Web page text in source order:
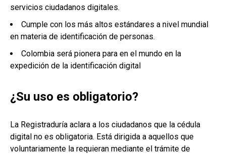
servicios ciudadanos digitales.
Cumple con los más altos estándares a nivel mundial
en materia de identificación de personas.
Colombia será pionera para en el mundo en la
expedición de la identificación digital
¿Su uso es obligatorio?
La Registraduría aclara a los ciudadanos que la cédula
digital no es obligatoria. Está dirigida a aquellos que
voluntariamente la requieran mediante el trámite de